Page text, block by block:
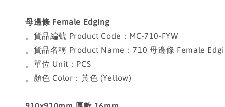
母邊條 Female Edging
。貨品編號 Product Code：MC-710-FYW
。貨品名稱 Product Name：710 母邊條 Female
。單位 Unit：PCS
。顏色 Color：黃色 (Yellow)